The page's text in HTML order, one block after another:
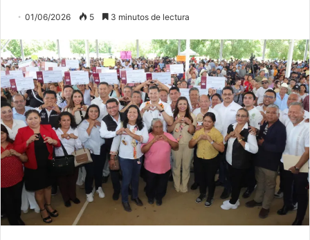
01/06/2026 5 3 minutos de lectura